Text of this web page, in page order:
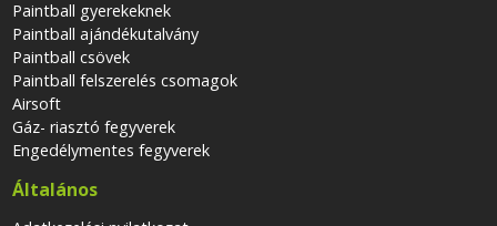
Paintball gyerekeknek
Paintball ajándékutalvány
Paintball csövek
Paintball felszerelés csomagok
Airsoft
Gáz- riasztó fegyverek
Engedélymentes fegyverek
Általános